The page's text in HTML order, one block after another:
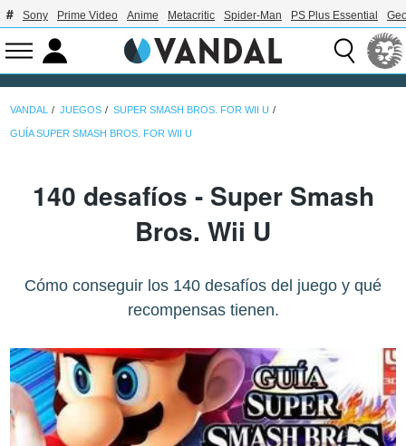
Sony Prime Video Anime Metacritic Spider-Man PS Plus Essential
VANDAL JUEGOS SUPER SMASH BROS. FOR WII U
GUÍA SUPER SMASH BROS. FOR WII U
140 desafíos - Super Smash
Bros. Wii U
Cómo conseguir los 140 desafíos del juego y qué
recompensas tienen.